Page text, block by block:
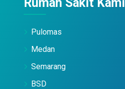
Pulomas
Medan
Semarang
BSD